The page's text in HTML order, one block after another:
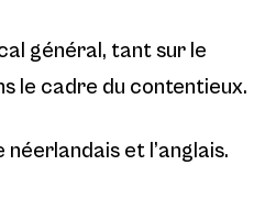
général, tant sur le
le cadre du contentieux.
et l’anglais.